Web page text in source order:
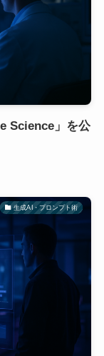
Science」を公
生成AI・プロンプト術